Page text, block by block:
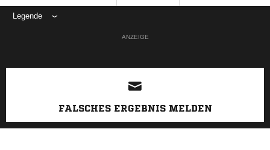
Legende
ANZEIGE
FALSCHES ERGEBNIS MELDEN